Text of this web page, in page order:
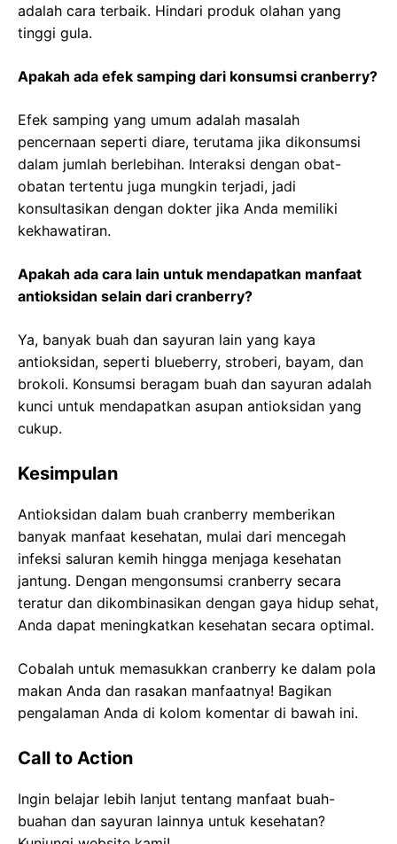
adalah cara terbaik. Hindari produk olahan yang
tinggi gula.
Apakah ada efek samping dari konsumsi cranberry?
Efek samping yang umum adalah masalah
pencernaan seperti diare, terutama jika dikonsumsi
dalam jumlah berlebihan. Interaksi dengan obat-
obatan tertentu juga mungkin terjadi, jadi
konsultasikan dengan dokter jika Anda memiliki
kekhawatiran.
Apakah ada cara lain untuk mendapatkan manfaat
antioksidan selain dari cranberry?
Ya, banyak buah dan sayuran lain yang kaya
antioksidan, seperti blueberry, stroberi, bayam, dan
brokoli. Konsumsi beragam buah dan sayuran adalah
kunci untuk mendapatkan asupan antioksidan yang
cukup.
Kesimpulan
Antioksidan dalam buah cranberry memberikan
banyak manfaat kesehatan, mulai dari mencegah
infeksi saluran kemih hingga menjaga kesehatan
jantung. Dengan mengonsumsi cranberry secara
teratur dan dikombinasikan dengan gaya hidup sehat,
Anda dapat meningkatkan kesehatan secara optimal.
Cobalah untuk memasukkan cranberry ke dalam pola
makan Anda dan rasakan manfaatnya! Bagikan
pengalaman Anda di kolom komentar di bawah ini.
Call to Action
Ingin belajar lebih lanjut tentang manfaat buah-
buahan dan sayuran lainnya untuk kesehatan?